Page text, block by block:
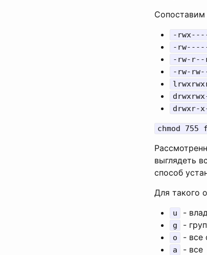
Сопоставим
-
-
-rw-
-rw-
drwxr-
chmod
выглядеть
способ
Для такого
u -
g -
o - все
a
- все